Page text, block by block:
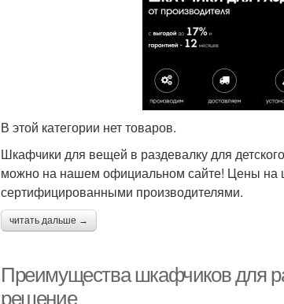
В этой категории нет товаров.
Шкафчики для вещей в раздевалку для
можно на нашем официальном сайте! Цены на
сертифицированными производителями.
читать дальше →
Преимущества шкафчиков для
решение